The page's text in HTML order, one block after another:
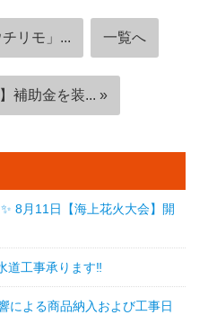
リモ」... 一覧へ
補助金を装... »
8月11日【海上花火大会】開
道工事承ります‼
による商品納入および工事日